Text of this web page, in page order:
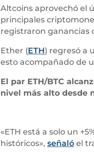
Altcoins aprovechó el
principales
registraron ganancias
Ether (ETH) regresó a
esto acompañado de
El par ETH/BTC
nivel más alto desde
«ETH está a solo un
históricos», señalóel